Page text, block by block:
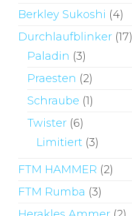
Berkley Sukoshi (4)
Durchlaufblinker (17)
Paladin (3)
Praesten (2)
Schraube (1)
Twister (6)
Limitiert (3)
FTM HAMMER (2)
FTM Rumba (3)